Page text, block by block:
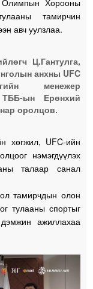
Хорооны
тамирчин
авч уулзлаа.
Ц.Гантулга,
анхны UFC
менежер
ТББ-ын Ерөнхий
оролцов.
хөгжил, UFC-ийн
нэмэгдүүлэх
талаар санал
тамирчдын олон
тулааны спортыг
ажиллахаа